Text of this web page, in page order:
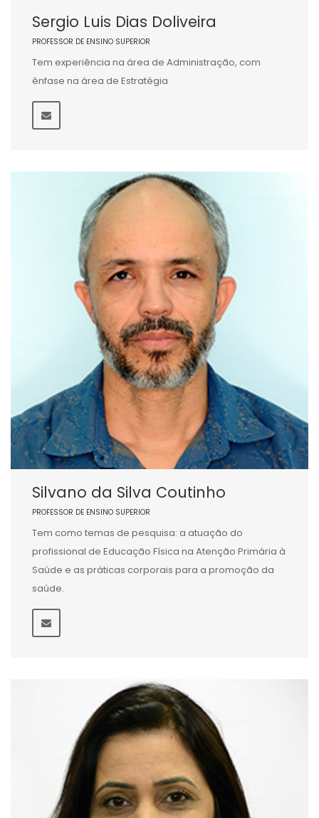
Sergio Luis Dias Doliveira
PROFESSOR DE ENSINO SUPERIOR
Tem experiência na área de Administração, com
ênfase na área de Estratégia
Silvano da Silva Coutinho
PROFESSOR DE ENSINO SUPERIOR
Tem como temas de pesquisa: a atuação do
profissional de Educação Física na Atenção Primária à
Saúde e as práticas corporais para a promoção da
saúde.